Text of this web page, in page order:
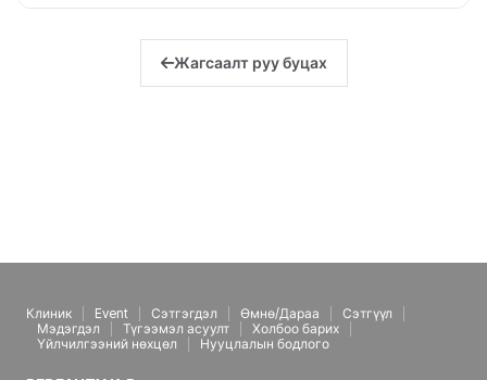
Жагсаалт руу буцах
Клиник Event Сэтгэгдэл Өмнө/Дараа
Сэтгүүл
Мэдэгдэл
Түгээмэл асуулт
Холбоо барих
Үйлчилгээний нөхцөл
Нууцлалын бодлого